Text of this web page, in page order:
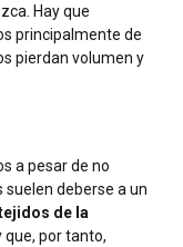
Hay que
principalmente de
pierdan volumen y
a pesar de no
suelen deberse a un
de la
que, por tanto,